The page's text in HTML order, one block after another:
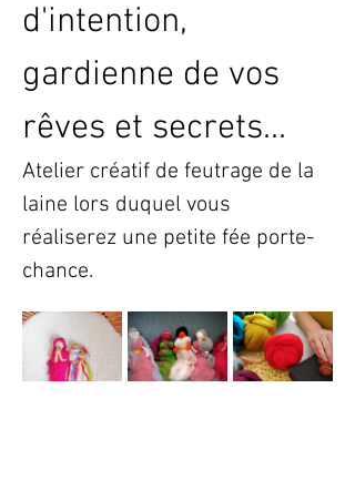
d'intention,
gardienne de vos
rêves et secrets...
Atelier créatif de feutrage de la
laine lors duquel vous
réaliserez une petite fée porte-
chance.